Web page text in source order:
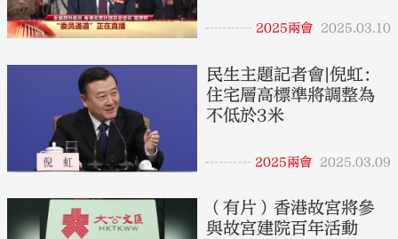
2025兩會 2025.03.10
民生主題記者會|倪虹：
住宅層高標準將調整為
不低於3米
2025兩會 2025.03.09
（有片）香港故宮將參
與故宮建院百年活動